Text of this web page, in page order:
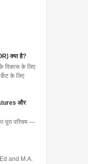
क्या है?
विकास के लिए
के लिए
और
पूरा परिचय —
and M.A.